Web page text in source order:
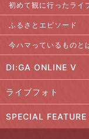
初めて観に行ったライ
ふるさとエピソード
今ハマっているものと
DI:GA ONLINE V
ライブフォト
SPECIAL FEATURE